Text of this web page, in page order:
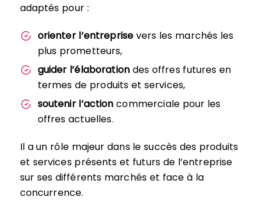
adaptés pour :
orienter l’entreprise vers les marchés les
plus prometteurs,
guider l’élaboration des offres futures en
termes de produits et services,
soutenir l’action commerciale pour les
offres actuelles.
Il a un rôle majeur dans le succès des produits
et services présents et futurs de l’entreprise
sur ses différents marchés et face à la
concurrence.